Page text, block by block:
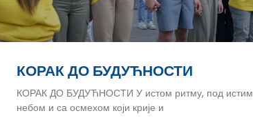
КОРАК ДО БУДУЋНОСТИ
КОРАК ДО БУДУЋНОСТИ У истом ритму, под истим
небом и са осмехом који крије и